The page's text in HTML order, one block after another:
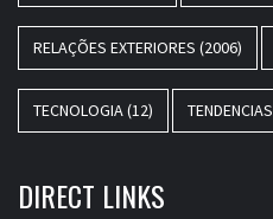
RELAÇÕES EXTERIORES (2006)
TECNOLOGIA(12) TENDENCIAS
DIRECT LINKS